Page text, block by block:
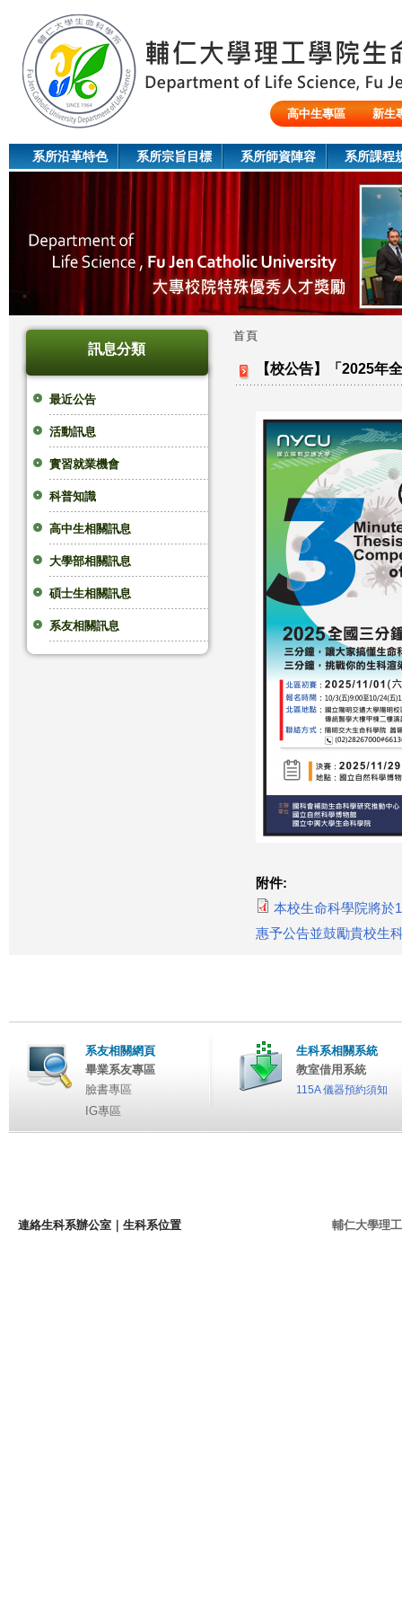
高中生專區
新生
系所沿革特色 系所宗旨目標 系所師資陣容 系所課程
訊息分類
最近公告
活動訊息
實習就業機會
科普知識
高中生相關訊息
大學部相關訊息
碩士生相關訊息
系友相關訊息
您
首頁
【校公告】「2025年
附件:
本校生命科學院將於
惠予公告並鼓勵貴校生
系友相關網頁
畢業系友專區
臉書專區
IG專區
生科系相關系統
教室借用系統
115A 儀器預約須知
連絡生科系辦公室 生科系位置 輔仁大學理